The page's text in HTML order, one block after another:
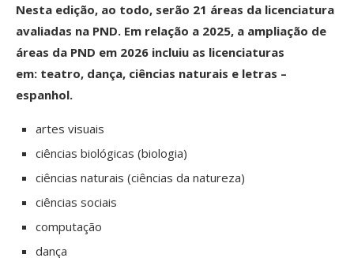
Nesta edição, ao todo, serão 21 áreas da licenciatura
avaliadas na PND. Em relação a 2025, a ampliação de
áreas da PND em 2026 incluiu as licenciaturas
em: teatro, dança, ciências naturais e letras –
espanhol.
artes visuais
ciências biológicas (biologia)
ciências naturais (ciências da natureza)
ciências sociais
computação
dança